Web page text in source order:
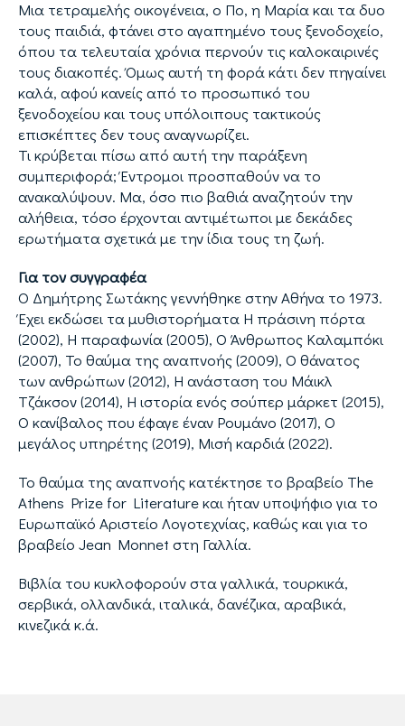
Μια τετραμελής οικογένεια, ο Πο, η Μαρία και τα δυο
τους παιδιά, φτάνει στο αγαπημένο τους ξενοδοχείο,
όπου τα τελευταία χρόνια περνούν τις καλοκαιρινές
τους διακοπές. Όμως αυτή τη φορά κάτι δεν πηγαίνει
καλά, αφού κανείς από το προσωπικό του
ξενοδοχείου και τους υπόλοιπους τακτικούς
επισκέπτες δεν τους αναγνωρίζει.
Τι κρύβεται πίσω από αυτή την παράξενη
συμπεριφορά; Έντρομοι προσπαθούν να το
ανακαλύψουν. Μα, όσο πιο βαθιά αναζητούν την
αλήθεια, τόσο έρχονται αντιμέτωποι με δεκάδες
ερωτήματα σχετικά με την ίδια τους τη ζωή.
Για τον συγγραφέα
Ο Δημήτρης Σωτάκης γεννήθηκε στην Αθήνα το 1973.
Έχει εκδώσει τα μυθιστορήματα Η πράσινη πόρτα
(2002), Η παραφωνία (2005), Ο Άνθρωπος Καλαμπόκι
(2007), Το θαύμα της αναπνοής (2009), Ο θάνατος
των ανθρώπων (2012), Η ανάσταση του Μάικλ
Τζάκσον (2014), Η ιστορία ενός σούπερ μάρκετ (2015),
Ο κανίβαλος που έφαγε έναν Ρουμάνο (2017), Ο
μεγάλος υπηρέτης (2019), Μισή καρδιά (2022).
Το θαύμα της αναπνοής κατέκτησε το βραβείο The
Athens Prize for Literature και ήταν υποψήφιο για το
Ευρωπαϊκό Αριστείο Λογοτεχνίας, καθώς και για το
βραβείο Jean Monnet στη Γαλλία.
Βιβλία του κυκλοφορούν στα γαλλικά, τουρκικά,
σερβικά, ολλανδικά, ιταλικά, δανέζικα, αραβικά,
κινεζικά κ.ά.